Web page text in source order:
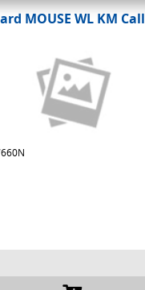
MOUSE WL KM